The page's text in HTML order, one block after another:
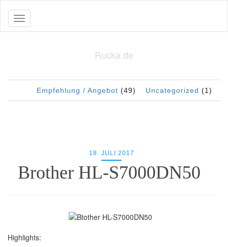
Toggle navigation
Rucka.de
Empfehlung / Angebot (49) Uncategorized (1)
18. JULI 2017
Brother HL-S7000DN50
Highlights: